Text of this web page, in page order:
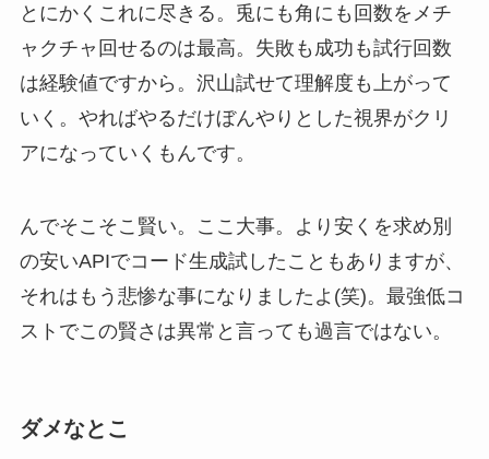
とにかくこれに尽きる。兎にも角にも回数をメチ
ャクチャ回せるのは最高。失敗も成功も試行回数
は経験値ですから。沢山試せて理解度も上がって
いく。やればやるだけぼんやりとした視界がクリ
アになっていくもんです。
んでそこそこ賢い。ここ大事。より安くを求め別
の安いAPIでコード生成試したこともありますが、
それはもう悲惨な事になりましたよ(笑)。最強低コ
ストでこの賢さは異常と言っても過言ではない。
ダメなとこ